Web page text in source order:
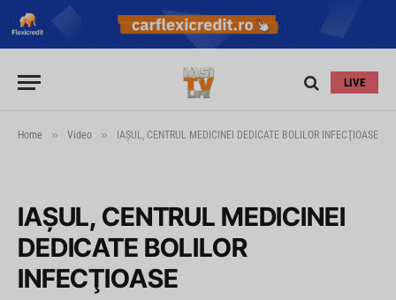
LIVE
Home » Video » IAŞUL, CENTRUL MEDICINEI DEDICATE BOLILOR INFECŢIOASE
IAŞUL, CENTRUL MEDICINEI
DEDICATE BOLILOR
INFECŢIOASE